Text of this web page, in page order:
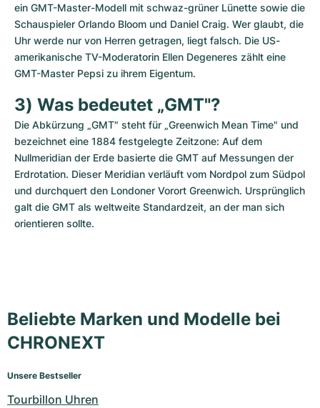
ein GMT-Master-Modell mit schwaz-grüner Lünette sowie die
Schauspieler Orlando Bloom und Daniel Craig. Wer glaubt, die
Uhr werde nur von Herren getragen, liegt falsch. Die US-
amerikanische TV-Moderatorin Ellen Degeneres zählt eine
GMT-Master Pepsi zu ihrem Eigentum.
3) Was bedeutet „GMT"?
Die Abkürzung „GMT" steht für „Greenwich Mean Time" und
bezeichnet eine 1884 festgelegte Zeitzone: Auf dem
Nullmeridian der Erde basierte die GMT auf Messungen der
Erdrotation. Dieser Meridian verläuft vom Nordpol zum Südpol
und durchquert den Londoner Vorort Greenwich. Ursprünglich
galt die GMT als weltweite Standardzeit, an der man sich
orientieren sollte.
Beliebte Marken und Modelle bei
CHRONEXT
Unsere Bestseller
Tourbillon Uhren